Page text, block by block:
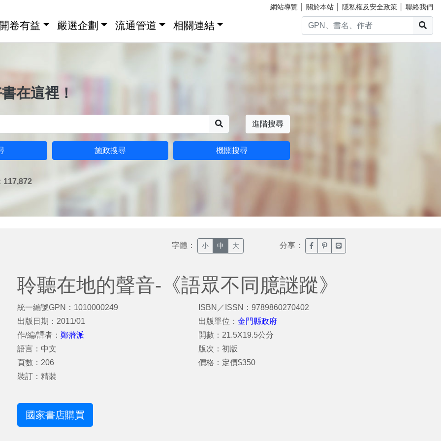
網站導覽 關於本站 隱私權及安全政策 聯絡我們
卷有益 嚴選企劃 流通管道 相關連結
在這裡！
進階搜尋
施政搜尋 機關搜尋
117,872
字體： 小 中 大 分享： 臉書分享(另開新視窗)
噗浪分享(另開新視窗)
Line分享(另開新視窗)
聆聽在地的聲音-《語眾不同臆謎蹤》
統一編號GPN：1010000249
出版日期：2011/01
作/編/譯者： 鄭藩派
語言：中文
頁數：206
裝訂：精裝
ISBN／ISSN：9789860270402
出版單位：金門縣政府
開數：21.5X19.5公分
版次：初版
價格：定價$350
國家書店購買